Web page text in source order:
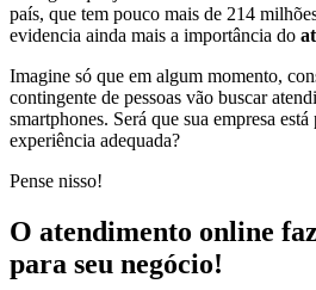
país, que tem pouco mais de 214
evidencia ainda mais a importância do
Imagine só que em algum momento,
contingente de pessoas vão buscar
smartphones. Será que sua empresa
experiência adequada?
Pense nisso!
O atendimento online
para seu negócio!